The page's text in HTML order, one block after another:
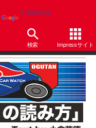
Translate
検索 Impressサイト